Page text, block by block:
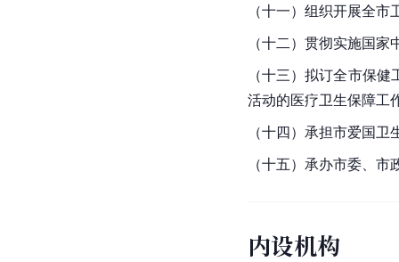
（十一）组织开展全
（十二）贯彻实施国
（十三）拟订全市保
活动的医疗卫生保障工
（十四）承担市爱国
（十五）承办市委、
内设机构